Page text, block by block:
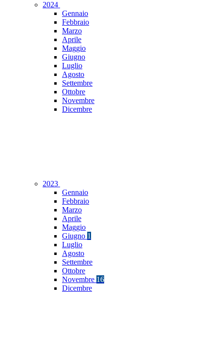
2024
Gennaio
Febbraio
Marzo
Aprile
Maggio
Giugno
Luglio
Agosto
Settembre
Ottobre
Novembre
Dicembre
2023
Gennaio
Febbraio
Marzo
Aprile
Maggio
Giugno 1
Luglio
Agosto
Settembre
Ottobre
Novembre 16
Dicembre